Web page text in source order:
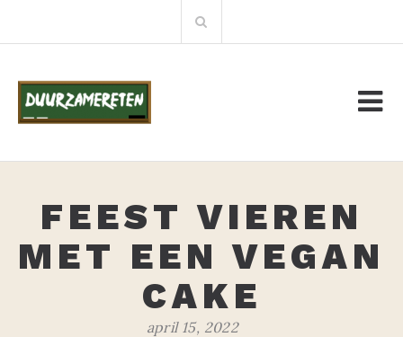
FEEST VIEREN
MET EEN VEGAN
CAKE
april 15, 2022